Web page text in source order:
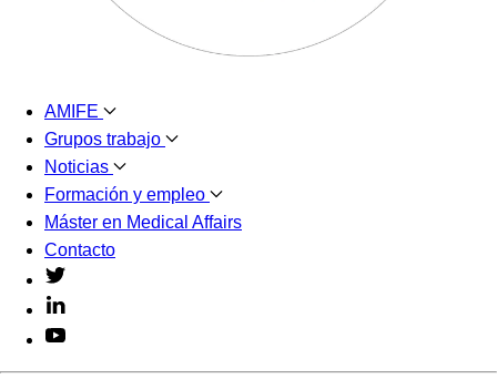
AMIFE
Grupos trabajo
Noticias
Formación y empleo
Máster en Medical Affairs
Contacto